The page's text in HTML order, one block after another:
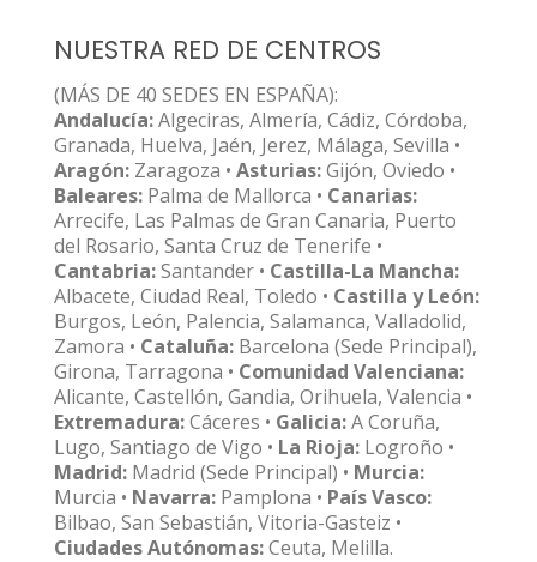
NUESTRA RED DE CENTROS
(MÁS DE 40 SEDES EN ESPAÑA):
Andalucía:Algeciras, Almería, Cádiz, Córdoba,
Granada, Huelva, Jaén, Jerez, Málaga, Sevilla •
Aragón: Zaragoza • Asturias:Gijón, Oviedo •
Baleares: Palma de Mallorca • Canarias:
Arrecife, Las Palmas de Gran Canaria, Puerto
del Rosario, Santa Cruz de Tenerife •
Cantabria:Santander • Castilla-La Mancha:
Albacete, Ciudad Real, Toledo • Castilla y León:
Burgos, León, Palencia, Salamanca, Valladolid,
Zamora • Cataluña: Barcelona (Sede Principal),
Girona, Tarragona • Comunidad Valenciana:
Alicante, Castellón, Gandia, Orihuela, Valencia •
Extremadura:Cáceres • Galicia:A Coruña,
Lugo, Santiago de Vigo • La Rioja: Logroño •
Madrid: Madrid (Sede Principal) • Murcia:
Murcia • Navarra: Pamplona • País Vasco:
Bilbao, San Sebastián, Vitoria-Gasteiz •
Ciudades Autónomas:Ceuta, Melilla.